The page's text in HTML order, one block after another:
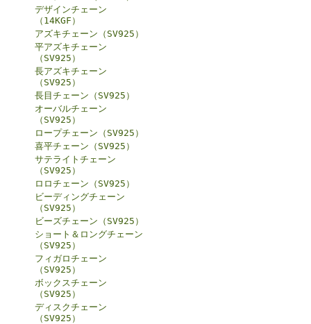
デザインチェーン
（14KGF）
アズキチェーン（SV925）
平アズキチェーン
（SV925）
長アズキチェーン
（SV925）
長目チェーン（SV925）
オーバルチェーン
（SV925）
ロープチェーン（SV925）
喜平チェーン（SV925）
サテライトチェーン
（SV925）
ロロチェーン（SV925）
ビーディングチェーン
（SV925）
ビーズチェーン（SV925）
ショート＆ロングチェーン
（SV925）
フィガロチェーン
（SV925）
ボックスチェーン
（SV925）
ディスクチェーン
（SV925）